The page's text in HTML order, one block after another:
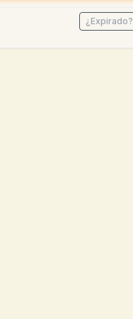
¿Expirado?